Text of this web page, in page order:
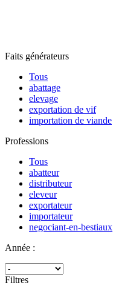
Faits générateurs
Tous
abattage
elevage
exportation de vif
importation de viande
Professions
Tous
abatteur
distributeur
eleveur
exportateur
importateur
negociant-en-bestiaux
Année :
Filtres